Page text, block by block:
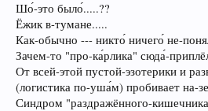
Шо́-это было́.....??
Ёжик в-тумане.....
Как-обычно --- никто́ ничего́ не-
Зачем-то "про-ка́рлика" сюда́-
От всей-этой пустой-эзотерики и
(логистика по-уша́м) пробивает на-
Синдром "раздражённого-